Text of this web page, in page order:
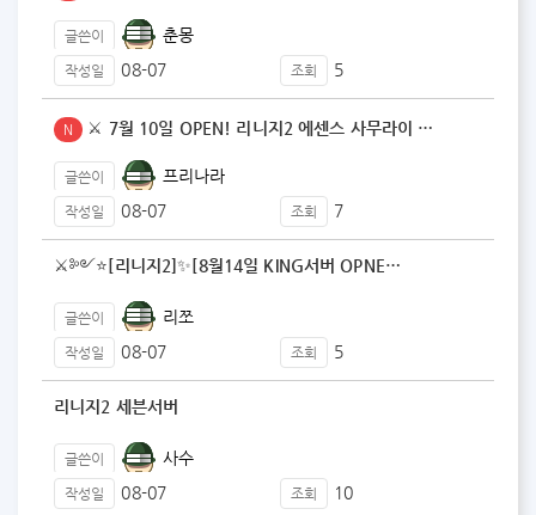
글쓴이 춘몽
작성일 08-07 조회 5
N ⚔️ 7월 10일 OPEN! 리니지2 에센스 사무라이 …
글쓴이 프리나라
작성일 08-07 조회 7
⚔️༻⭐️[리니지2]✨[8월14일 KING서버 OPNE…
글쓴이 리쪼
작성일 08-07 조회 5
리니지2 세븐서버
글쓴이 사수
작성일 08-07 조회 10